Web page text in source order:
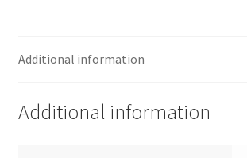
Additional information
Additional information